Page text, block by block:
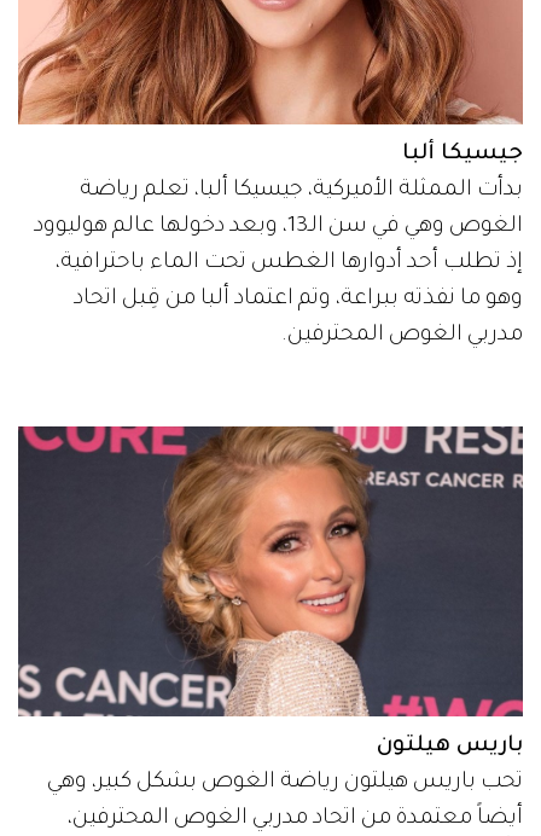
جيسيكا ألبا
بدأت الممثلة الأميركية، جيسيكا ألبا، تعلم رياضة
الغوص وهي في سن الـ13، وبعد دخولها عالم هوليوود
إذ تطلب أحد أدوارها الغطس تحت الماء باحترافية،
وهو ما نفذته ببراعة، وتم اعتماد ألبا من قِبل اتحاد
مدربي الغوص المحترفين.
باريس هيلتون
تحب باريس هيلتون رياضة الغوص بشكل كبير، وهي
أيضاً معتمدة من اتحاد مدربي الغوص المحترفين،